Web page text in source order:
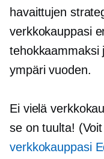
havaittujen
verkkokauppasi
tehokkaammaksi
ympäri vuoden.
Ei vielä
se on tuulta!
verkkokauppasi